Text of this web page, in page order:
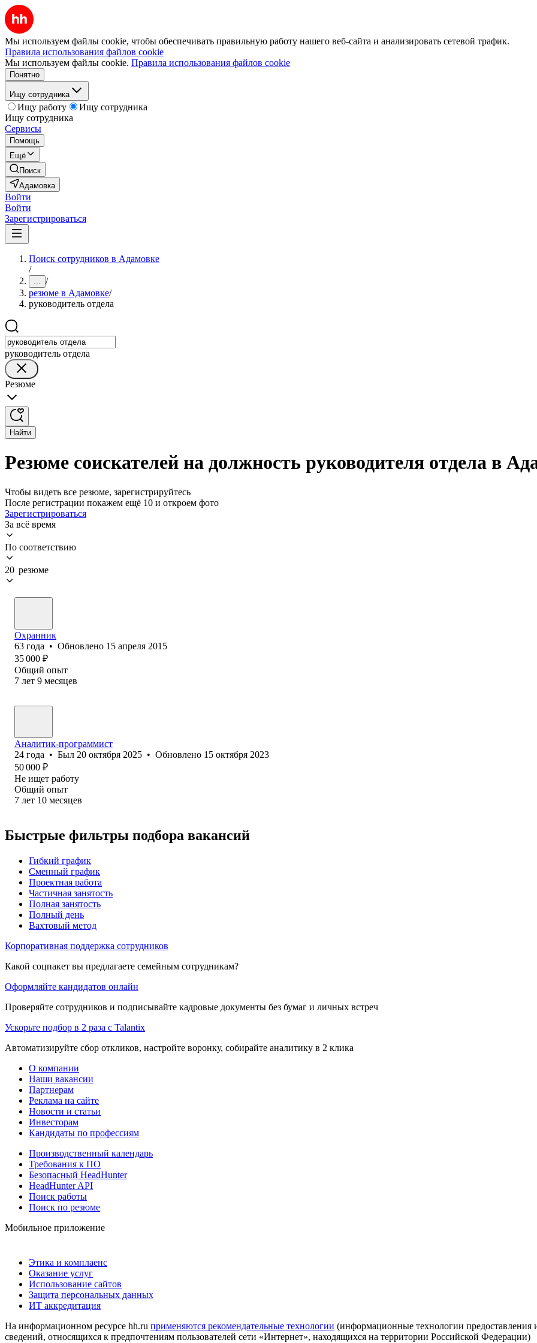
Мы используем файлы cookie, чтобы обеспечивать правильную работу нашего веб-сайта и анализировать сетевой трафик.
Правила использования файлов cookie
Мы используем файлы cookie. Правила использования файлов cookie
Понятно
Ищу сотрудника
Ищу работу
Ищу сотрудника
Ищу сотрудника
Сервисы
Помощь
Ещё
Поиск
Адамовка
Войти
Войти
Зарегистрироваться
Поиск сотрудников в Адамовке
/
... /
резюме в Адамовке/
руководитель отдела
руководитель отдела
Резюме
Найти
Резюме соискателей на должность руководителя отдела в
Чтобы видеть все резюме, зарегистрируйтесь
После регистрации покажем ещё 10 и откроем фото
Зарегистрироваться
За всё время
По соответствию
20 резюме
Охранник
63 года • Обновлено 15 апреля 2015
35 000 ₽
Общий опыт
7 лет 9 месяцев
Аналитик-программист
24 года • Был 20 октября 2025 • Обновлено 15 октября 2023
50 000 ₽
Не ищет работу
Общий опыт
7 лет 10 месяцев
Быстрые фильтры подбора вакансий
Гибкий график
Сменный график
Проектная работа
Частичная занятость
Полная занятость
Полный день
Вахтовый метод
Корпоративная поддержка сотрудников
Какой соцпакет вы предлагаете семейным сотрудникам?
Оформляйте кандидатов онлайн
Проверяйте сотрудников и подписывайте кадровые документы без бумаг и личных встреч
Ускорьте подбор в 2 раза с Talantix
Автоматизируйте сбор откликов, настройте воронку, собирайте аналитику в 2 клика
О компании
Наши вакансии
Партнерам
Реклама на сайте
Новости и статьи
Инвесторам
Кандидаты по профессиям
Производственный календарь
Требования к ПО
Безопасный HeadHunter
HeadHunter API
Поиск работы
Поиск по резюме
Мобильное приложение
Этика и комплаенс
Оказание услуг
Использование сайтов
Защита персональных данных
ИТ аккредитация
На информационном ресурсе hh.ru применяются рекомендательные технологии (информационные технологии предоставления
сведений, относящихся к предпочтениям пользователей сети «Интернет», находящихся на территории Российской Федерации)